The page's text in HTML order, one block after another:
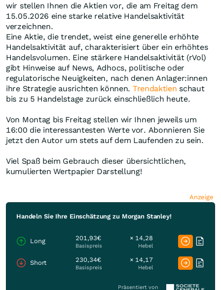
wir stellen Ihnen die Aktien vor, die am Freitag dem
15.05.2026 eine starke relative Handelsaktivität
verzeichnen.
Eine Aktie, die trendet, weist eine generelle erhöhte
Handelsaktivität auf, charakterisiert über ein erhöhtes
Handelsvolumen. Eine stärkere Handelsaktivität (rVol)
gibt Hinweise auf News, Adhocs, politische oder
regulatorische Neuigkeiten, nach denen Anlager:innen
ihre Strategie ausrichten können. Trendaktien schaut
bis zu 5 Handelstage zurück einschließlich heute.
Von Montag bis Freitag stellen wir Ihnen jeweils um
16:00 die interessantesten Werte vor. Abonnieren Sie
jetzt den Autor um stets auf dem Laufenden zu sein.
Viel Spaß beim Gebrauch dieser übersichtlichen,
kumulierten Wertpapier Darstellung!
Anzeige
Handeln Sie Ihre Einschätzung zu Morgan Stanley!
Long 201,93€
Basispreis
× 14,28
Hebel
Short 230,34€
Basispreis
× 14,17
Hebel
Präsentiert von